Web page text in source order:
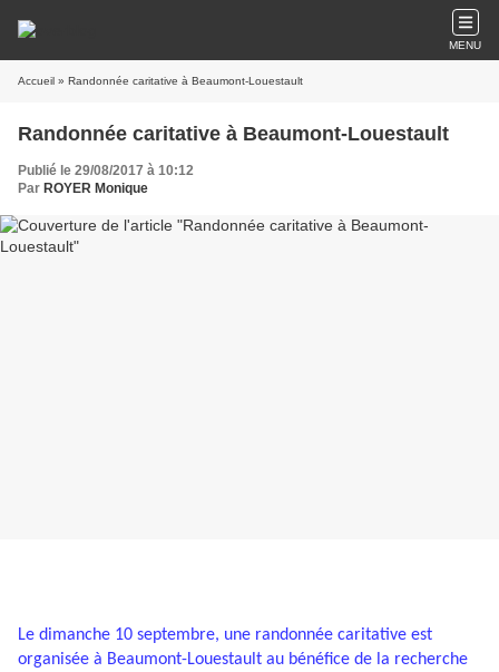
MENU
Accueil » Randonnée caritative à Beaumont-Louestault
Randonnée caritative à Beaumont-Louestault
Publié le 29/08/2017 à 10:12
Par ROYER Monique
Le dimanche 10 septembre, une randonnée caritative est
organisée à Beaumont-Louestault au bénéfice de la recherche